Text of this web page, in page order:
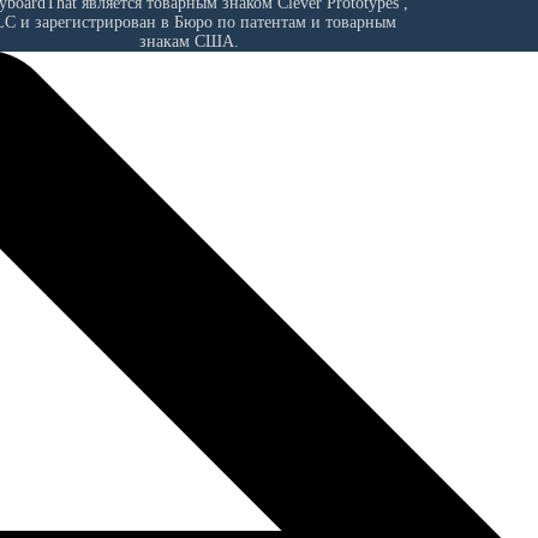
и зарегистрирован в Бюро по патентам и товарным
знакам США.